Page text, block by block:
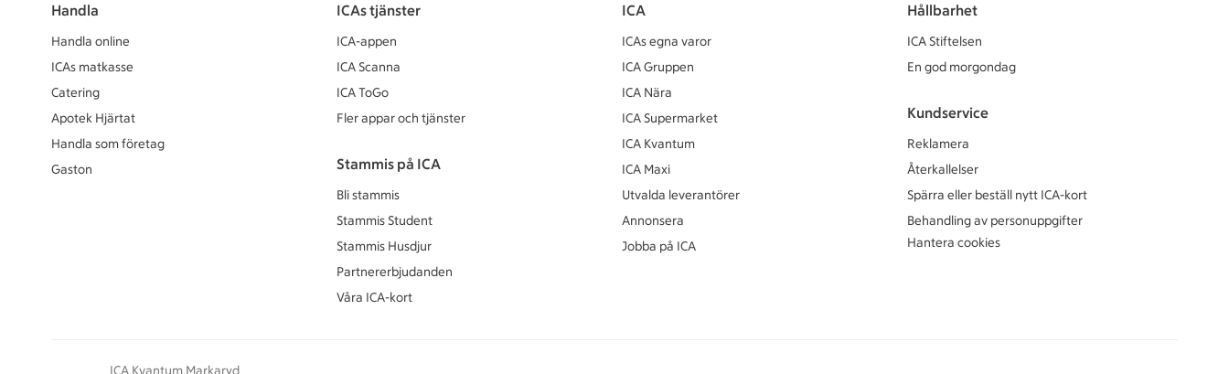
Handla
Handla online
ICAs matkasse
Catering
Apotek Hjärtat
Handla som företag
Gaston
ICAs tjänster
ICA-appen
ICA Scanna
ICA ToGo
Fler appar och tjänster
Stammis på ICA
Bli stammis
Stammis Student
Stammis Husdjur
Partnererbjudanden
Våra ICA-kort
ICA
ICAs egna varor
ICA Gruppen
ICA Nära
ICA Supermarket
ICA Kvantum
ICA Maxi
Utvalda leverantörer
Annonsera
Jobba på ICA
Hållbarhet
ICA Stiftelsen
En god morgondag
Kundservice
Reklamera
Återkallelser
Spärra eller beställ nytt ICA-kort
Behandling av personuppgifter
Hantera cookies
ICA Kvantum Markaryd